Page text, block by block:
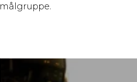
målgruppe.